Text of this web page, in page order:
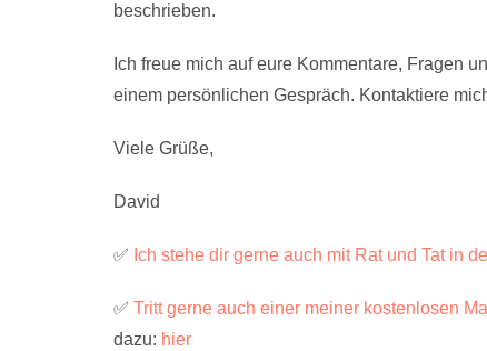
beschrieben.
Ich freue mich auf eure Kommentare, Fragen
einem persönlichen Gespräch. Kontaktiere
Viele Grüße,
David
✅ Ich stehe dir gerne auch mit Rat und Tat in
✅ Tritt gerne auch einer meiner kostenlosen
dazu: hier